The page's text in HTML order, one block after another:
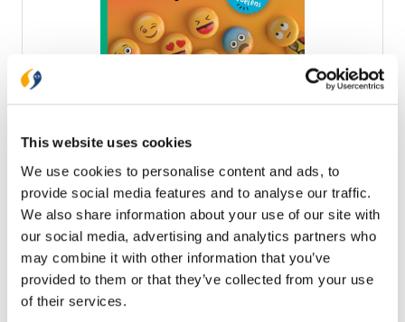
This website uses cookies
We use cookies to personalise content and ads, to
provide social media features and to analyse our traffic.
We also share information about your use of our site with
our social media, advertising and analytics partners who
may combine it with other information that you’ve
provided to them or that they’ve collected from your use
of their services.
Emotieboek
€ 18,99